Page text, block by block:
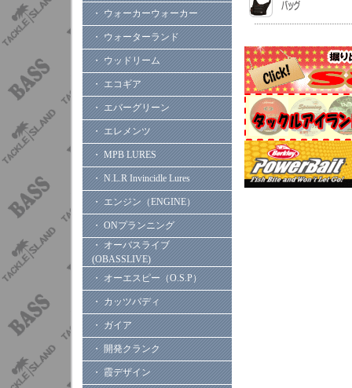
・ ウォーカーウォーカー
・ ウォーターランド
・ ウッドリーム
・ エコギア
・ エバーグリーン
・ エレメンツ
・ MPB LURES
・ N.L.R Invincidle Lures
・ エンジン（ENGINE）
・ ONプランニング
・ オーバスライブ
(OBASSLIVE)
・ オーエスピー（O.S.P）
・ カッツバディ
・ ガイア
・ 開発クランク
・ 霞デザイン